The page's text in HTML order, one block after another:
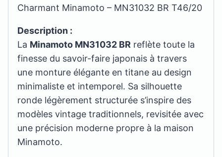
Charmant Minamoto – MN31032 BR T46/20
Description :
La Minamoto MN31032 BR reflète toute la
finesse du savoir-faire japonais à travers
une monture élégante en titane au design
minimaliste et intemporel. Sa silhouette
ronde légèrement structurée s’inspire des
modèles vintage traditionnels, revisitée avec
une précision moderne propre à la maison
Minamoto.